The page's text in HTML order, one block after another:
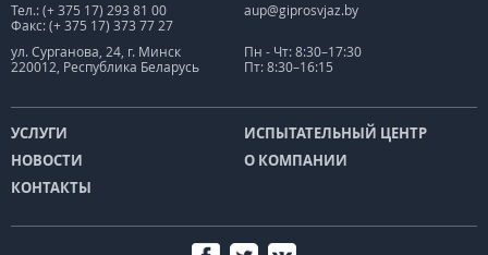
Тел.: (+ 375 17) 293 81 00
Факс: (+ 375 17) 373 77 27
aup@giprosvjaz.by
ул. Сурганова, 24, г. Минск
220012, Республика Беларусь
Пн - Чт: 8:30–17:30
Пт: 8:30–16:15
УСЛУГИ
ИСПЫТАТЕЛЬНЫЙ ЦЕНТР
НОВОСТИ
О КОМПАНИИ
КОНТАКТЫ